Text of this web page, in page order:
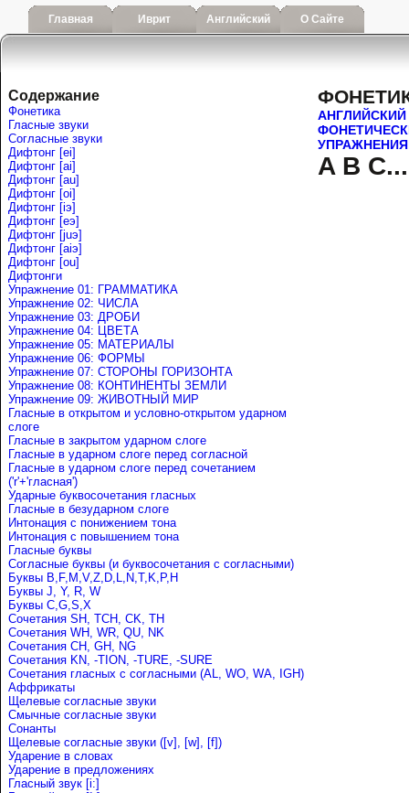
Главная Иврит Английский О Сайте
Содержание
Фонетика
Гласные звуки
Согласные звуки
Дифтонг [ei]
Дифтонг [ai]
Дифтонг [au]
Дифтонг [oi]
Дифтонг [iэ]
Дифтонг [eэ]
Дифтонг [juэ]
Дифтонг [аiэ]
Дифтонг [ou]
Дифтонги
Упражнение 01: ГРАММАТИКА
Упражнение 02: ЧИСЛА
Упражнение 03: ДРОБИ
Упражнение 04: ЦВЕТА
Упражнение 05: МАТЕРИАЛЫ
Упражнение 06: ФОРМЫ
Упражнение 07: СТОРОНЫ ГОРИЗОНТА
Упражнение 08: КОНТИНЕНТЫ ЗЕМЛИ
Упражнение 09: ЖИВОТНЫЙ МИР
Гласные в открытом и условно-открытом ударном
слоге
Гласные в закрытом ударном слоге
Гласные в ударном слоге перед согласной
Гласные в ударном слоге перед сочетанием
('r'+'гласная')
Ударные буквосочетания гласных
Гласные в безударном слоге
Интонация с понижением тона
Интонация с повышением тона
Гласные буквы
Согласные буквы (и буквосочетания с согласными)
Буквы B,F,M,V,Z,D,L,N,T,K,P,H
Буквы J, Y, R, W
Буквы C,G,S,X
Сочетания SH, TCH, CK, TH
Сочетания WH, WR, QU, NK
Сочетания CH, GH, NG
Сочетания KN, -TION, -TURE, -SURE
Сочетания гласных с согласными (AL, WO, WA, IGH)
Аффрикаты
Щелевые согласные звуки
Cмычные согласные звуки
Сонанты
Щелевые согласные звуки ([v], [w], [f])
Ударение в словах
Ударениe в предложениях
Гласный звук [i:]
УПРАЖНЕНИЯ
A B C...